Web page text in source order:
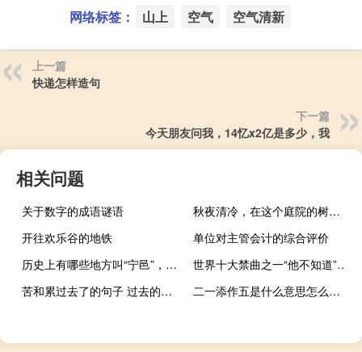
网络标签： 山上 空气 空气清新
上一篇
快递怎样造句
下一篇
今天朋友问我，14忆x2亿是多少，我
相关问题
关于数字的成语谜语
秋夜清冷，在这个庭院的树上，我孤独地躺在河边的小镇上。我看着我的蜡烛
开往欢乐谷的地铁
单位对主管会计的综合评价
历史上有哪些地方叫“宁邑”，分别是现
世界十大禁曲之一“他不知道”歌词最后
苦和累过去了的句子 过去的日子在苦在累也喜欢的句子
二一添作五是什么意思怎么来的